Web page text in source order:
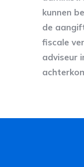
kunnen
de
fiscale
adviseur